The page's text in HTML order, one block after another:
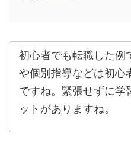
初心者でも転職した例
や個別指導などは初心
ですね。緊張せずに学
ットがありますね。